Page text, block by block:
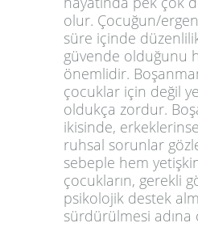
olur. Çocuğun/
süre içinde
güvende olduğunu
önemlidir.
çocuklar için değil
oldukça zordur.
ikisinde,
ruhsal sorunlar
sebeple hem
çocukların, gerekli
psikolojik destek
sürdürülmesi